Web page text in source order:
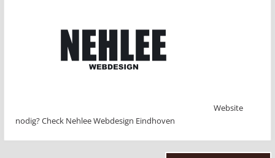
Website
nodig? Check Nehlee Webdesign Eindhoven